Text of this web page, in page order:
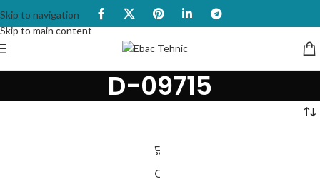
Skip to navigation
Skip to main content
D-09715